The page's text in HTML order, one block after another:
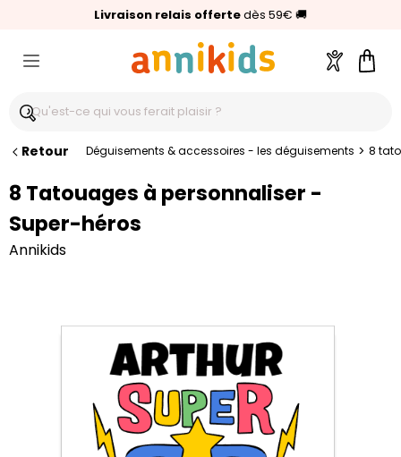
Livraison relais offertedès 59€ 🚚
🥇Palmarès Capital 2025 :Annikids N°1
⭐⭐⭐⭐⭐4,6/5(24 000 avis clients)
Compte
Retour Déguisements & accessoires - les déguisements > 8
8 Tatouages à personnaliser -
Super-héros
Annikids